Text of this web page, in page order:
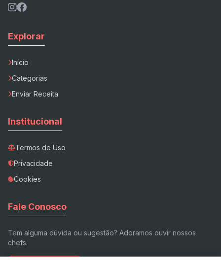
Explorar
Início
Categorias
Enviar Receita
Institucional
Termos de Uso
Privacidade
Cookies
Fale Conosco
Tem alguma dúvida ou sugestão? Adoramos ouvir nossos
chefs.